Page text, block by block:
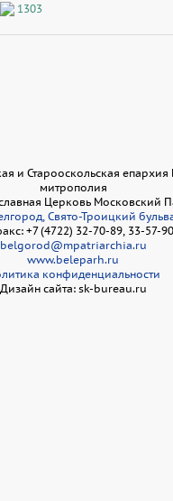
1303
и Старооскольская епархия
митрополия
Церковь Московский
Свято-Троицкий
+7 (4722) 32-70-89, 33-57-
belgorod@mpatriarchia.ru
www.beleparh.ru
конфиденциальности
Дизайн сайта: sk-bureau.ru